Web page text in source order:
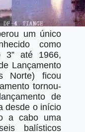
um único
como
3” até 1966,
Lançamento
Norte) ficou
tornou-
de
desde o início
a cabo uma
balísticos